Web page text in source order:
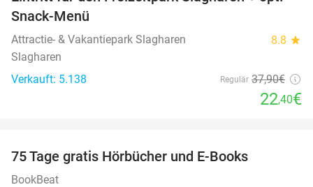
Snack-Menü
Attractie- & Vakantiepark Slagharen 8.8 star
Slagharen
Verkauft: 5.138
Regulär 37,90€
22,40€
75 Tage gratis Hörbücher und E-Books
BookBeat